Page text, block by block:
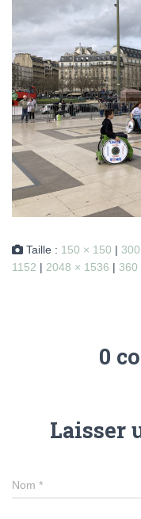
Taille : 150 × 150 |
1152 | 2048 × 1536 | 360
0
Laisser
Nom *